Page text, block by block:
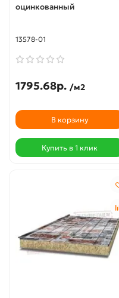
оцинкованный
13578-01
1795.68р. /м2
В корзину
Купить в 1 клик